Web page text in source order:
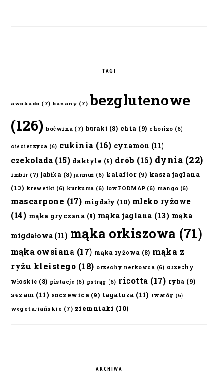
TAGI
awokado (7) banany (7) bezglutenowe
(126) boćwina (7) buraki (8) chia (9) chorizo (6)
ciecierzyca (6) cukinia (16) cynamon (11)
czekolada (15) daktyle (9) drób (16) dynia (22)
imbir (7) jabłka (8) jarmuż (6) kalafior(9) kasza jaglana
(10) krewetki (6) kurkuma (6) lowFODMAP (6) mango (6)
mascarpone (17) migdały (10) mleko ryżowe
(14) mąka gryczana (9) mąka jaglana (13) mąka
migdałowa (11) mąka orkiszowa (71)
mąka owsiana (17) mąka ryżowa (8) mąka z
ryżu kleistego (18) orzechy nerkowca (6) orzechy
włoskie (8) pistacje (6) pstrąg (6) ricotta (17) ryba (9)
sezam (11) soczewica (9) tagatoza (11) twaróg (6)
wegetariańskie (7) ziemniaki (10)
ARCHIWA